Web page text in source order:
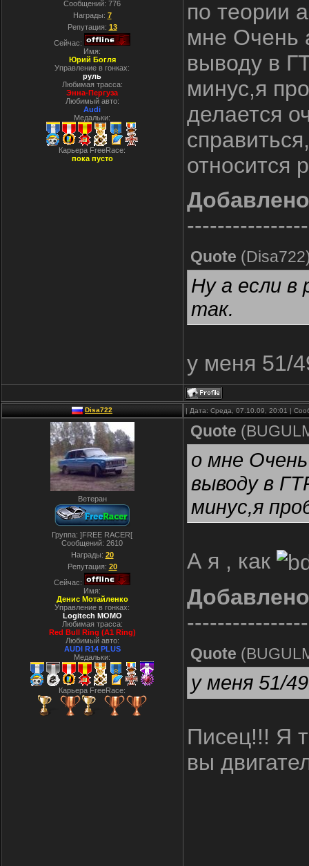
Сообщений: 776
Награды: 7
Репутация: 13
Сейчас:
Имя:
Юрий Богля
Управление в гонках:
руль
Любимая трасса:
Энна-Пергуза
Любимый авто:
Audi
Медальки:
Карьера FreeRace:
пока пусто
по теории
мне Очень
выводу в
минус,я
делается
относится
Добавлено
Quote (Disa722
Ну а если в
так.
у меня 51/
Disa722 | Дата: Среда, 07.10.09, 20:01 |
Ветеран
Группа: ]FREE RACER[
Сообщений: 2610
Награды: 20
Репутация: 20
Сейчас:
Имя:
Денис Мотайленко
Управление в гонках:
Logitech MOMO
Любимая трасса:
Red Bull Ring (A1 Ring)
Любимый авто:
AUDI R14 PLUS
Медальки:
Карьера FreeRace:
Quote (
о мне
выводу в
минус,я
А я , как
Добавлено
Quote (
у меня 51/49
Писец!!! Я
вы